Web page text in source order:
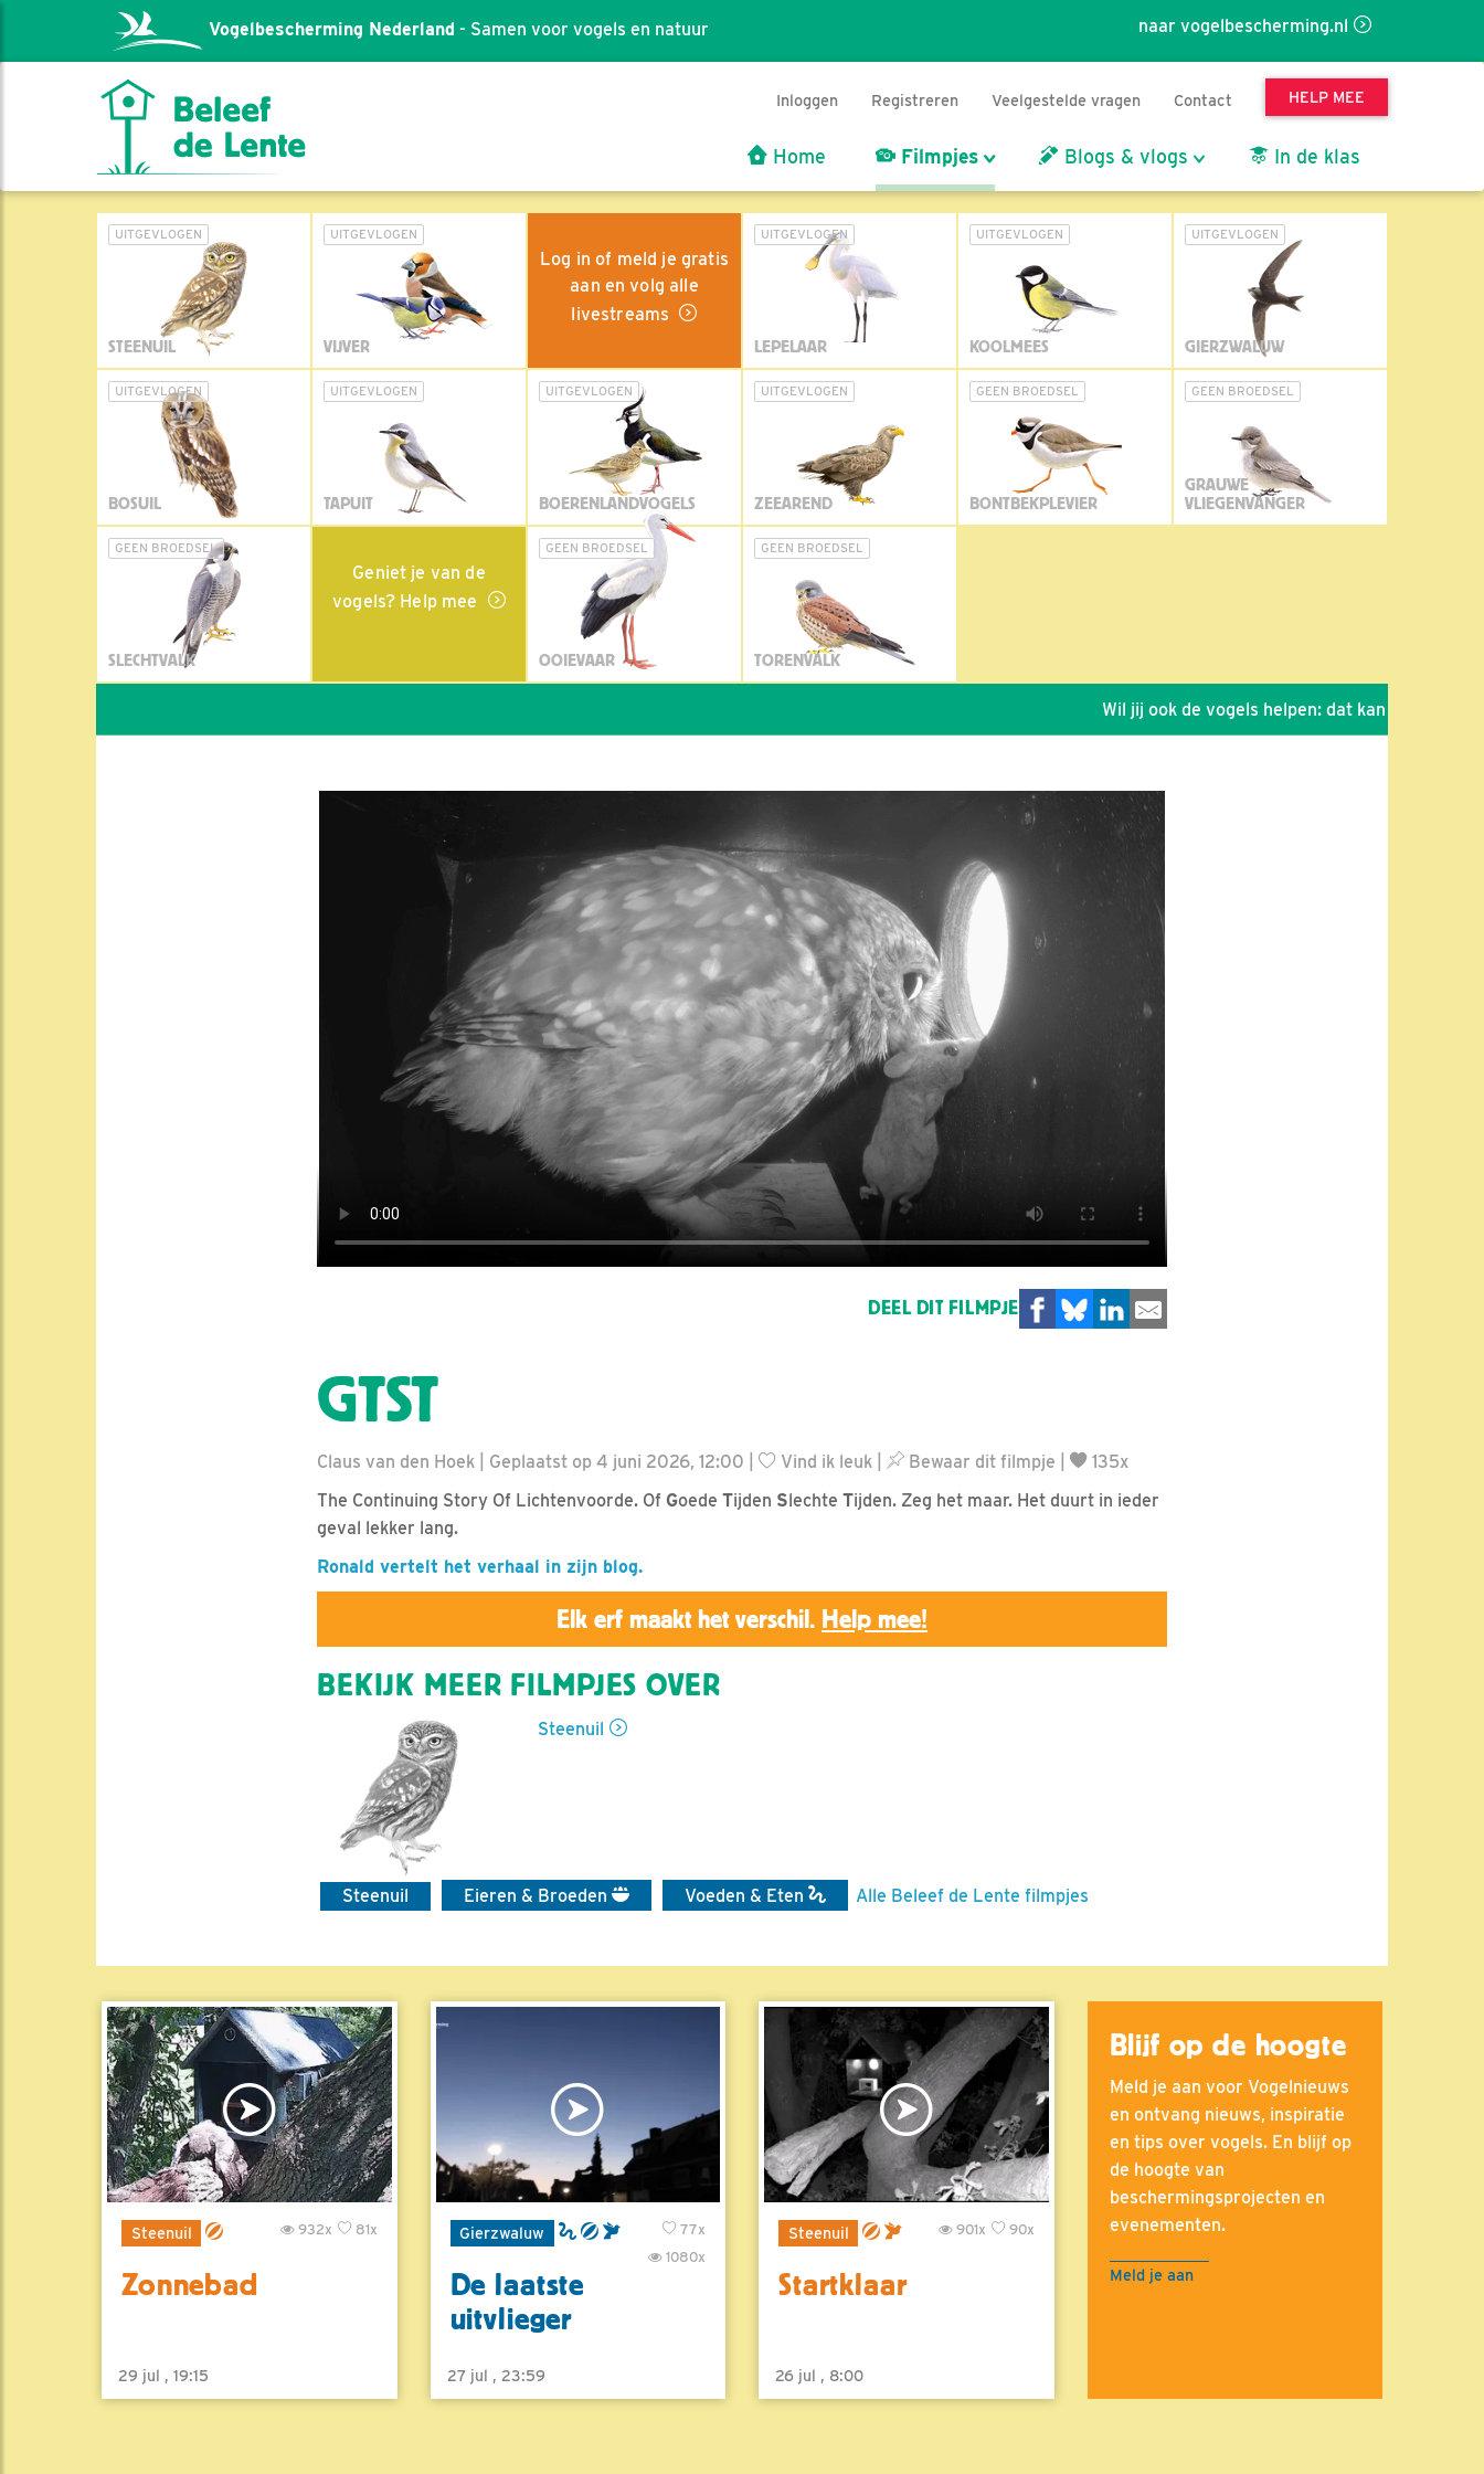
naar vogelbescherming.nl
Vogelbescherming Nederland - Samen voor vogels en natuur
Inloggen Registreren Veelgestelde vragen Contact HELP MEE
Home Filmpjes Blogs & vlogs In de klas
UITGEVLOGEN
STEENUIL
UITGEVLOGEN
VIJVER
Log in of meld je gratis
aan en volg alle
livestreams
UITGEVLOGEN
LEPELAAR
UITGEVLOGEN
KOOLMEES
UITGEVLOGEN
GIERZWALUW
UITGEVLOGEN
BOSUIL
UITGEVLOGEN
TAPUIT
UITGEVLOGEN
BOERENLANDVOGELS
UITGEVLOGEN
ZEEAREND
GEEN BROEDSEL
BONTBEKPLEVIER
GEEN BROEDSEL
GRAUWE
VLIEGENVANGER
GEEN BROEDSEL
SLECHTVALK
Geniet je van de
vogels? Help mee
GEEN BROEDSEL
OOIEVAAR
GEEN BROEDSEL
TORENVALK
Wil jij ook de vogels helpen: dat kan via de link!
DEEL DIT FILMPJE
GTST
Claus van den Hoek | Geplaatst op 4 juni 2026, 12:00 | Vind ik leuk Bewaar dit filmpje
135x
The Continuing Story Of Lichtenvoorde. Of Goede Tijden Slechte Tijden. Zeg het maar. Het duurt in ieder
geval lekker lang.
Ronald vertelt het verhaal in zijn blog.
Elk erf maakt het verschil. Help mee!
BEKIJK MEER FILMPJES OVER
Steenuil
Steenuil Eieren & Broeden Voeden & Eten Alle Beleef de Lente filmpjes
Steenuil 81x
932x
Zonnebad
29 jul , 19:15
Gierzwaluw
77x
1080x
De laatste
uitvlieger
27 jul , 23:59
Steenuil 90x
901x
Startklaar
26 jul , 8:00
Blijf op de hoogte
Meld je aan voor Vogelnieuws
en ontvang nieuws, inspiratie
en tips over vogels. En blijf op
de hoogte van
beschermingsprojecten en
evenementen.
Meld je aan